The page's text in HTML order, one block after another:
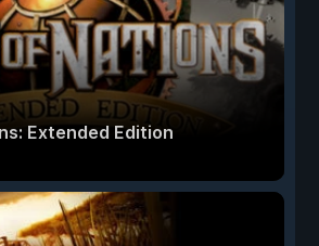
Extended Edition